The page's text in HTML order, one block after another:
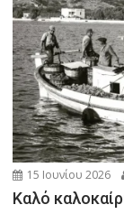
15 Ιουνίου 2026
Καλό